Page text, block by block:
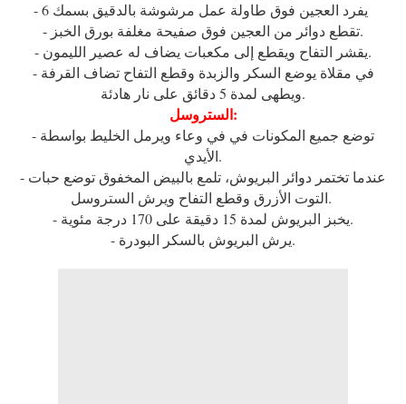
- تقطع دوائر من العجين فوق صفيحة مغلفة بورق الخبز.
- يقشر التفاح ويقطع إلى مكعبات يضاف له عصير الليمون.
- في مقلاة يوضع السكر والزبدة وقطع التفاح تضاف القرفة
ويطهى لمدة 5 دقائق على نار هادئة.
الستروسل:
- توضع جميع المكونات في في وعاء ويرمل الخليط بواسطة
الأيدي.
- عندما تختمر دوائر البريوش، تلمع بالبيض المخفوق توضع حبات
التوت الأزرق وقطع التفاح ويرش الستروسل.
- يخبز البريوش لمدة 15 دقيقة على 170 درجة مئوية.
- يرش البريوش بالسكر البودرة.